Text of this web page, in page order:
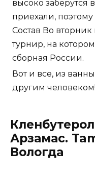
высоко заберутся
приехали,
Состав Во
турнир, на
сборная России.
Вот и все, из
другим человеком!
Арзамас.
Вологда